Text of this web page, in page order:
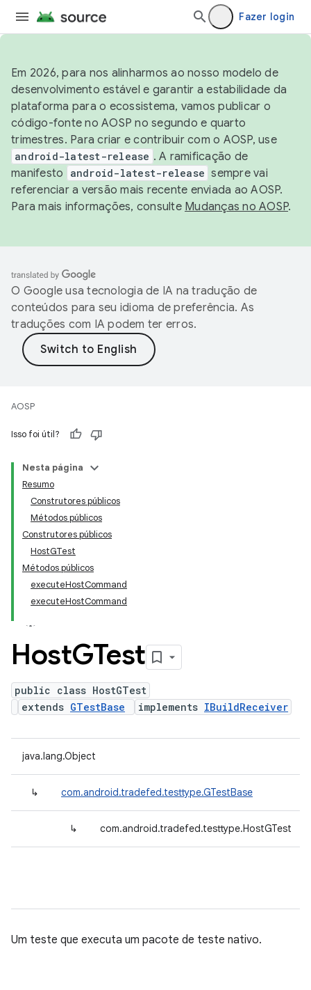
Fazer login
Em 2026, para nos alinharmos ao nosso modelo de
desenvolvimento estável e garantir a estabilidade da
plataforma para o ecossistema, vamos publicar o
código-fonte no AOSP no segundo e quarto
trimestres. Para criar e contribuir com o AOSP, use
android-latest-release . A ramificação de
manifesto
android-latest-release sempre vai
referenciar a versão mais recente enviada ao AOSP.
Para mais informações, consulte Mudanças no AOSP.
O Google usa tecnologia de IA na tradução de
conteúdos para seu idioma de preferência. As
traduções com IA podem ter erros.
AOSP
Isso foi útil?
Nesta página
Resumo
Construtores públicos
Métodos públicos
Construtores públicos
HostGTest
Métodos públicos
executeHostCommand
executeHostCommand
HostGTest
public class HostGTest
extends GTestBase implements IBuildReceiver
java.lang.Object
↳ com.android.tradefed.testtype.GTestBase
↳ com.android.tradefed.testtype.HostGTest
Um teste que executa um pacote de teste nativo.